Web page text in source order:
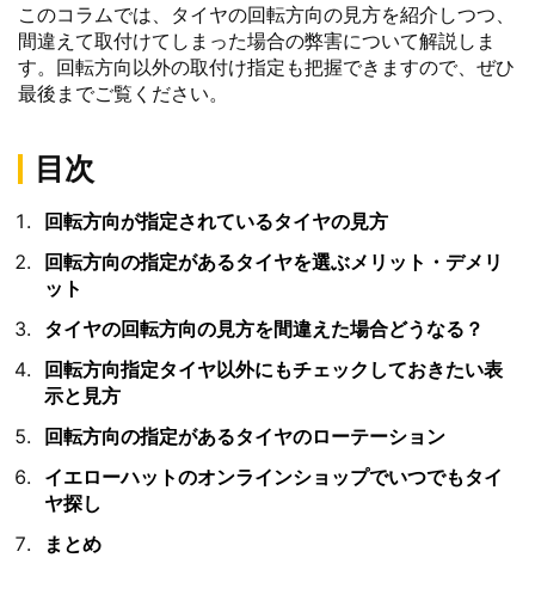
このコラムでは、タイヤの回転方向の見方を紹介しつつ、
間違えて取付けてしまった場合の弊害について解説しま
す。回転方向以外の取付け指定も把握できますので、ぜひ
最後までご覧ください。
目次
回転方向が指定されているタイヤの見方
回転方向の指定があるタイヤを選ぶメリット・デメリ
ット
タイヤの回転方向の見方を間違えた場合どうなる？
回転方向指定タイヤ以外にもチェックしておきたい表
示と見方
回転方向の指定があるタイヤのローテーション
イエローハットのオンラインショップでいつでもタイ
ヤ探し
まとめ